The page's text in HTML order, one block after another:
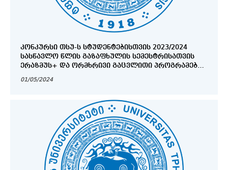
ᲙᲝᲜᲙᲣᲠᲡᲘ ᲗᲡᲣ-Ს ᲡᲢᲣᲓᲔᲜᲢᲔᲑᲘᲡᲗᲕᲘᲡ 2023/2024
ᲡᲐᲡᲬᲐᲕᲚᲝ ᲬᲚᲘᲡ ᲒᲐᲖᲐᲤᲮᲣᲚᲘᲡ ᲡᲔᲛᲔᲡᲢᲠᲘᲡᲐᲗᲕᲘᲡ
ᲔᲠᲐᲖᲛᲣᲡ+ ᲓᲐ ᲝᲠᲛᲮᲠᲘᲕᲘ ᲒᲐᲪᲕᲚᲘᲗᲘ ᲞᲠᲝᲒᲠᲐᲛᲔᲑᲘᲡ
01/05/2024